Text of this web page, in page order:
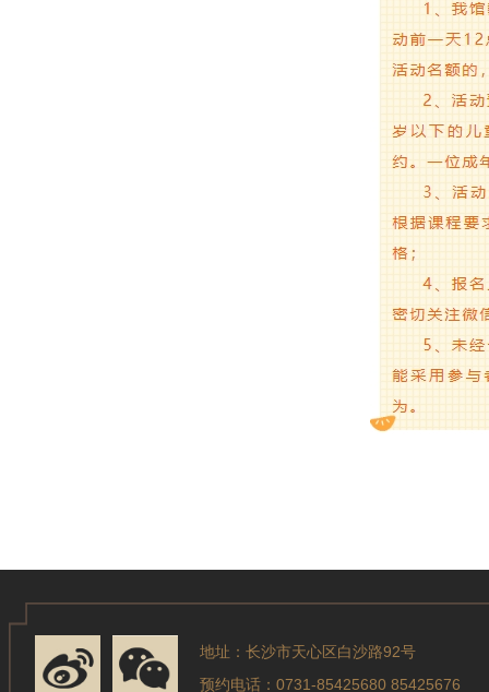
地址：长沙市天心区白沙路92号
预约电话：0731-85425680 85425676